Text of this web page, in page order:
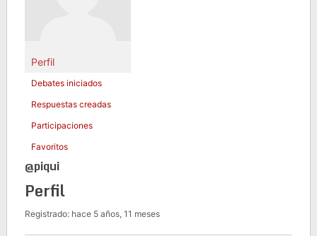
Perfil
Debates iniciados
Respuestas creadas
Participaciones
Favoritos
@piqui
Perfil
Registrado: hace 5 años, 11 meses